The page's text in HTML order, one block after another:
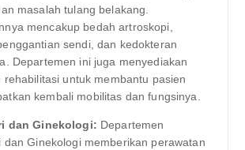
masalah tulang belakang.
mencakup bedah artroskopi,
sendi, dan kedokteran
Departemen ini juga menyediakan
rehabilitasi untuk membantu pasien
kembali mobilitas dan fungsinya.
dan Ginekologi: Departemen
dan Ginekologi memberikan perawatan